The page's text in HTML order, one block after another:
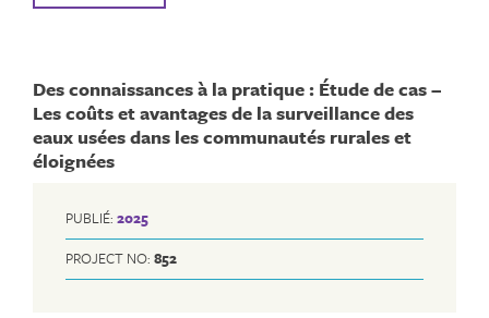
Des connaissances à la pratique : Étude de cas –
Les coûts et avantages de la surveillance des
eaux usées dans les communautés rurales et
éloignées
PUBLIÉ: 2025
PROJECT NO: 852